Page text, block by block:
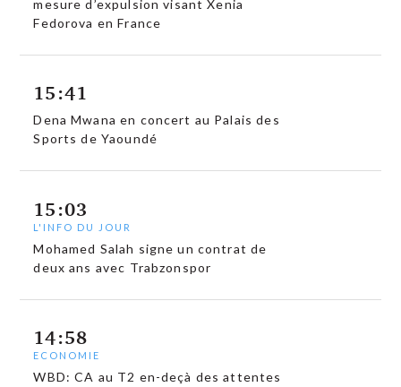
mesure d’expulsion visant Xenia
Fedorova en France
15:41
Dena Mwana en concert au Palais des
Sports de Yaoundé
15:03
L'INFO DU JOUR
Mohamed Salah signe un contrat de
deux ans avec Trabzonspor
14:58
ECONOMIE
WBD: CA au T2 en-deçà des attentes